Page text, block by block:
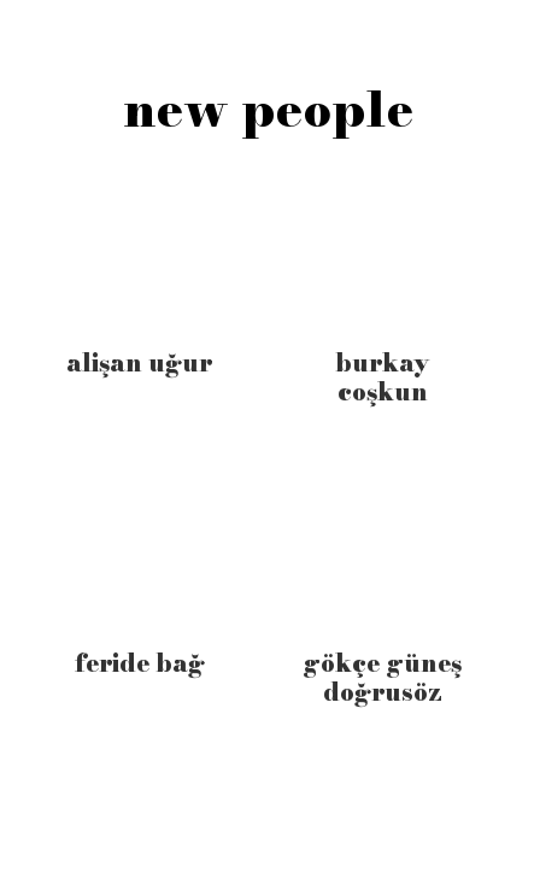
new people
alişan uğur burkay
coşkun
feride bağ gökçe güneş
doğrusöz